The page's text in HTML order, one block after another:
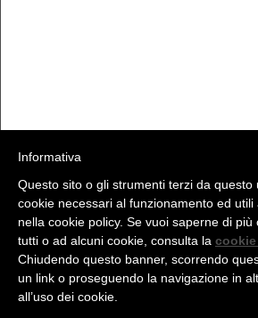
(C) La Valtellina - info@la-
Informativa
Questo sito o gli strumenti terzi da questo
cookie necessari al funzionamento ed
nella cookie policy. Se vuoi saperne di
tutti o ad alcuni cookie, consulta la
Chiudendo questo banner, scorrendo
un link o proseguendo la navigazione in
all’uso dei cookie.